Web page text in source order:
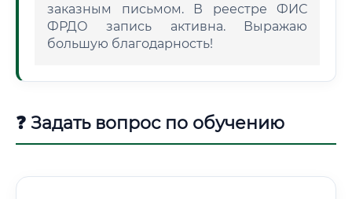
заказным письмом. В реестре ФИС
ФРДО запись активна. Выражаю
большую благодарность!
❓ Задать вопрос по обучению